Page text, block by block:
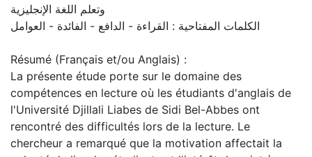
وتعلم اللغة الإنجليزية
الكلمات المفتاحية : القراءة - الدافع - الفائدة - العوامل
Résumé (Français et/ou Anglais) :
La présente étude porte sur le domaine des
compétences en lecture où les étudiants d'anglais de
l'Université Djillali Liabes de Sidi Bel-Abbes ont
rencontré des difficultés lors de la lecture. Le
chercheur a remarqué que la motivation affectait la